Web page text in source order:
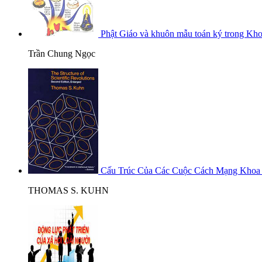
Phật Giáo và khuôn mẫu toán ký trong
Trần Chung Ngọc
Cấu Trúc Của Các Cuộc Cách Mạng
THOMAS S. KUHN